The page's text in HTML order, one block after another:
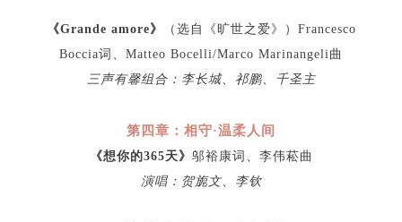
《Grande amore》
（选自《旷世之爱》）Francesco
Boccia词、Matteo Bocelli/Marco Marinangeli曲
三声有馨组合：李长城、祁鹏、千圣主
第四章：相守·温柔人间
《想你的365天》 邬裕康词、李伟菘曲
演唱：贺旎文、李钦